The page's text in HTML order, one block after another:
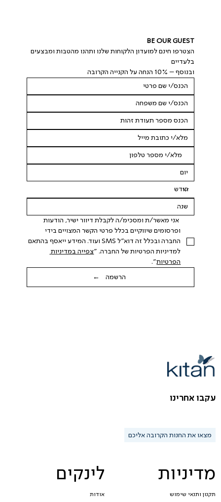
מדיניות
תקנון ותנאי שימוש
לינקים
אודות
עקבו אחרינו
מצאו את החנות הקרובה אליכם
BE OUR GUEST
הצטרפו חינם למועדון הלקוחות שלנו ותהנו מהטבות ומבצעים
בלעדיים
ובנוסף – 10% הנחה על הקנייה הקרובה
אני מאשר/ת ומסכימ/ה לקבלת דיוור ישיר, הודעות
החברה ובכלל זה דוא"ל SMS ועוד. המידע ייאסף בהתאם
למדיניות הפרטיות של החברה. "
צפייה במדיניות
הפרטיות".
הרשמה ←